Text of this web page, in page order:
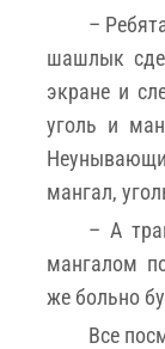
­–
шашлык
экране и
уголь и
мангал,
– А
мангалом
же больно
Все